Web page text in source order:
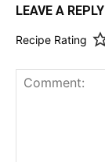
LEAVE A REPLY
Recipe Rating